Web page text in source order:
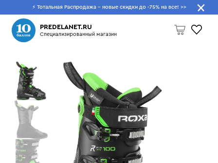
⚡ Тотальная Распродажа - новые скидки до -75% на все! >>
PREDELANET.RU
Специализированный магазин
Пусто
Что будем искать?